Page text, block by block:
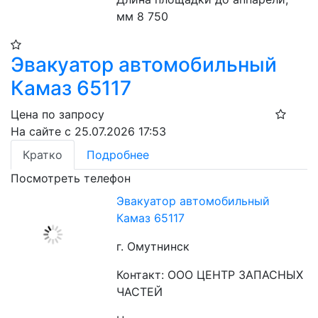
мм 8 750
Эвакуатор автомобильный
Камаз 65117
Цена по запросу
На сайте с 25.07.2026 17:53
Кратко
Подробнее
Посмотреть телефон
Эвакуатор автомобильный
Камаз 65117
г. Омутнинск
Контакт: ООО ЦЕНТР ЗАПАСНЫХ
ЧАСТЕЙ